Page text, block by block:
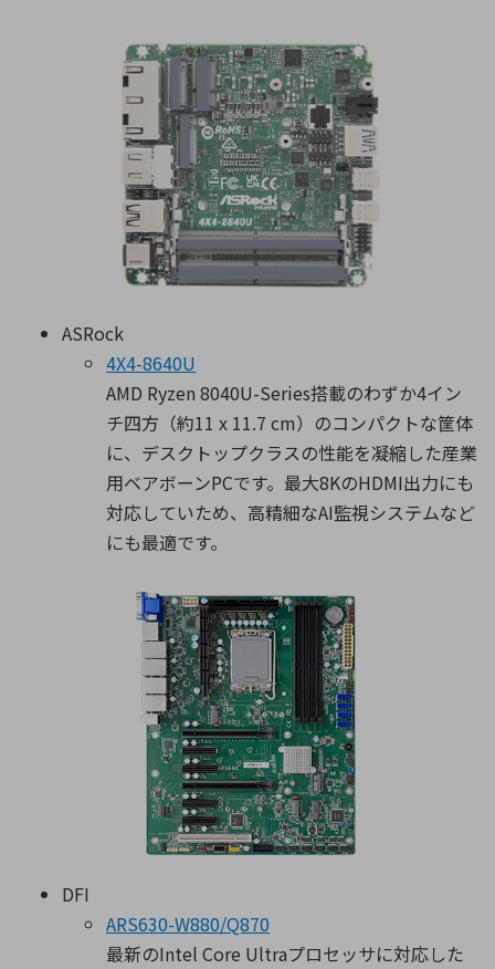
ASRock
4X4-8640U
AMD Ryzen 8040U-Series搭載のわずか4イン
チ四方（約11 x 11.7 cm）のコンパクトな筐体
に、デスクトップクラスの性能を凝縮した産業
用ベアボーンPCです。最大8KのHDMI出力にも
対応していため、高精細なAI監視システムなど
にも最適です。
DFI
ARS630-W880/Q870
最新のIntel Core Ultraプロセッサに対応した